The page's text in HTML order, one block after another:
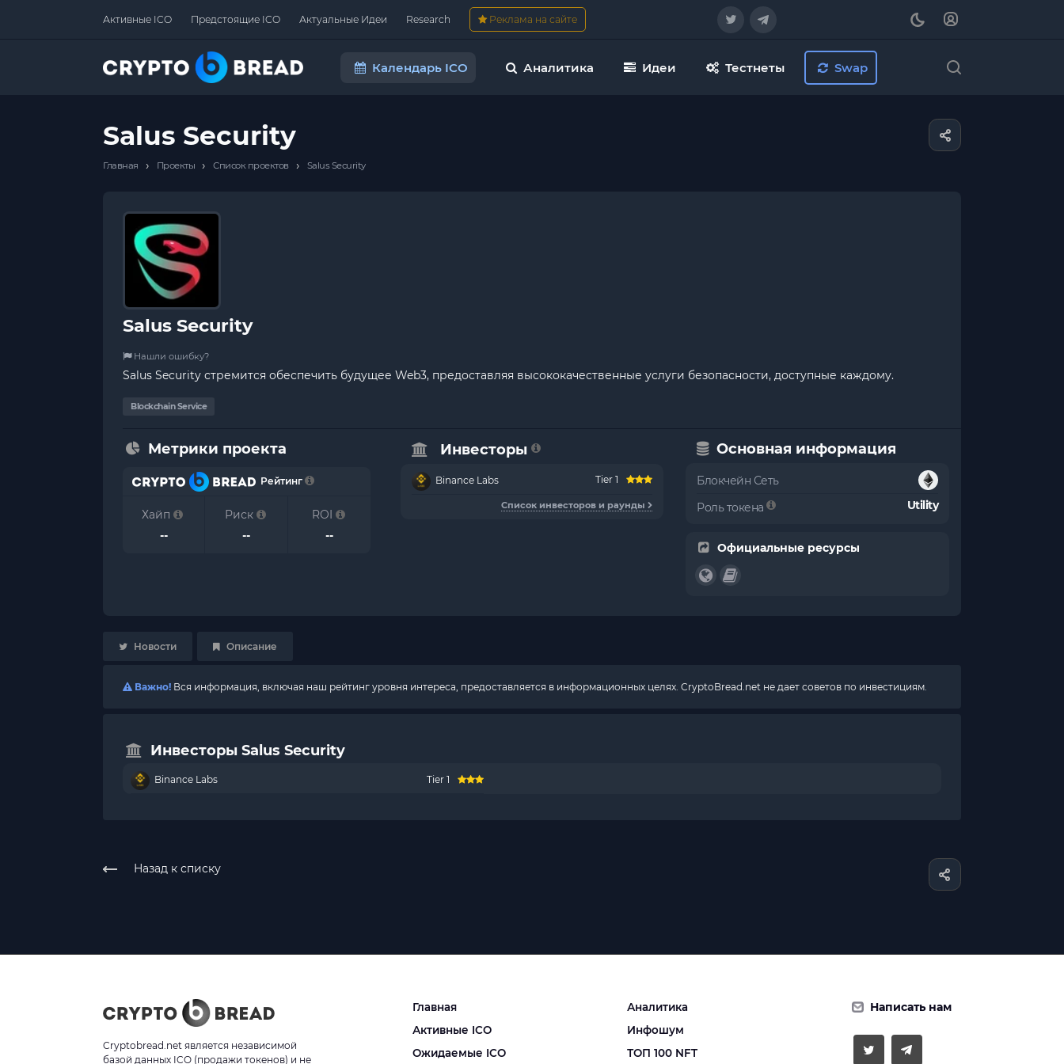
Активные ICO Предстоящие ICO Актуальные Идеи Research Реклама на сайте
Календарь ICO Аналитика Идеи Тестнеты Swap
Salus Security
Главная › Проекты › Список проектов › Salus Security
Salus Security
Нашли ошибку?
Salus Security стремится обеспечить будущее Web3, предоставляя высококачественные услуги безопасности, доступные каждому.
Blockchain Service
Метрики проекта
Рейтинг
Хайп
--
Риск
--
ROI
--
Инвесторы
Binance Labs Tier 1
Список инвесторов и раунды
Основная информация
Блокчейн Сеть
Роль токена
Utility
Официальные ресурсы
Новости Описание
Важно! Вся информация, включая наш рейтинг уровня интереса, предоставляется в информационных целях. CryptoBread.net не дает советов по инвестициям.
Инвесторы Salus Security
Binance Labs Tier 1
Назад к списку
Cryptobread.net является независимой
базой данных ICO (продажи токенов) и не
Главная
Активные ICO
Ожидаемые ICO
Аналитика
Инфошум
ТОП 100 NFT
Написать нам